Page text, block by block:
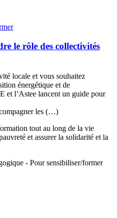
le rôle des collectivités
locale et vous souhaitez
énergétique et de
et l’Astee lancent un guide pour
les (…)
tout au long de la vie
et assurer la solidarité et la
- Pour sensibiliser/former